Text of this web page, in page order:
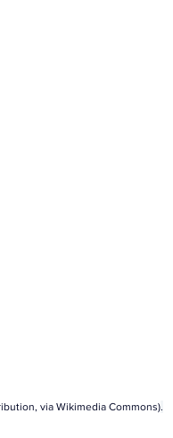
via Wikimedia Commons).